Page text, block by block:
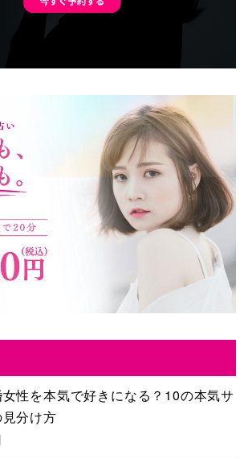
性を本気で好きになる？10の本気サ
分け方